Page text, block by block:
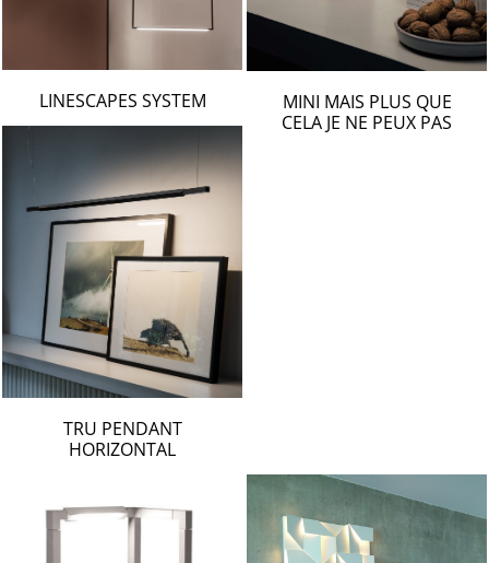
MINI MAIS PLUS QUE
CELA JE NE PEUX PAS
LINESCAPES SYSTEM
TRU PENDANT
HORIZONTAL